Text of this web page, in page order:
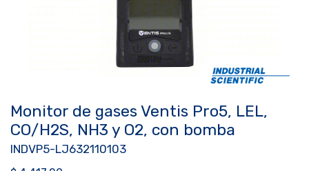
Monitor de gases Ventis Pro5, LEL,
CO/H2S, NH3 y O2, con bomba
INDVP5-LJ632110103